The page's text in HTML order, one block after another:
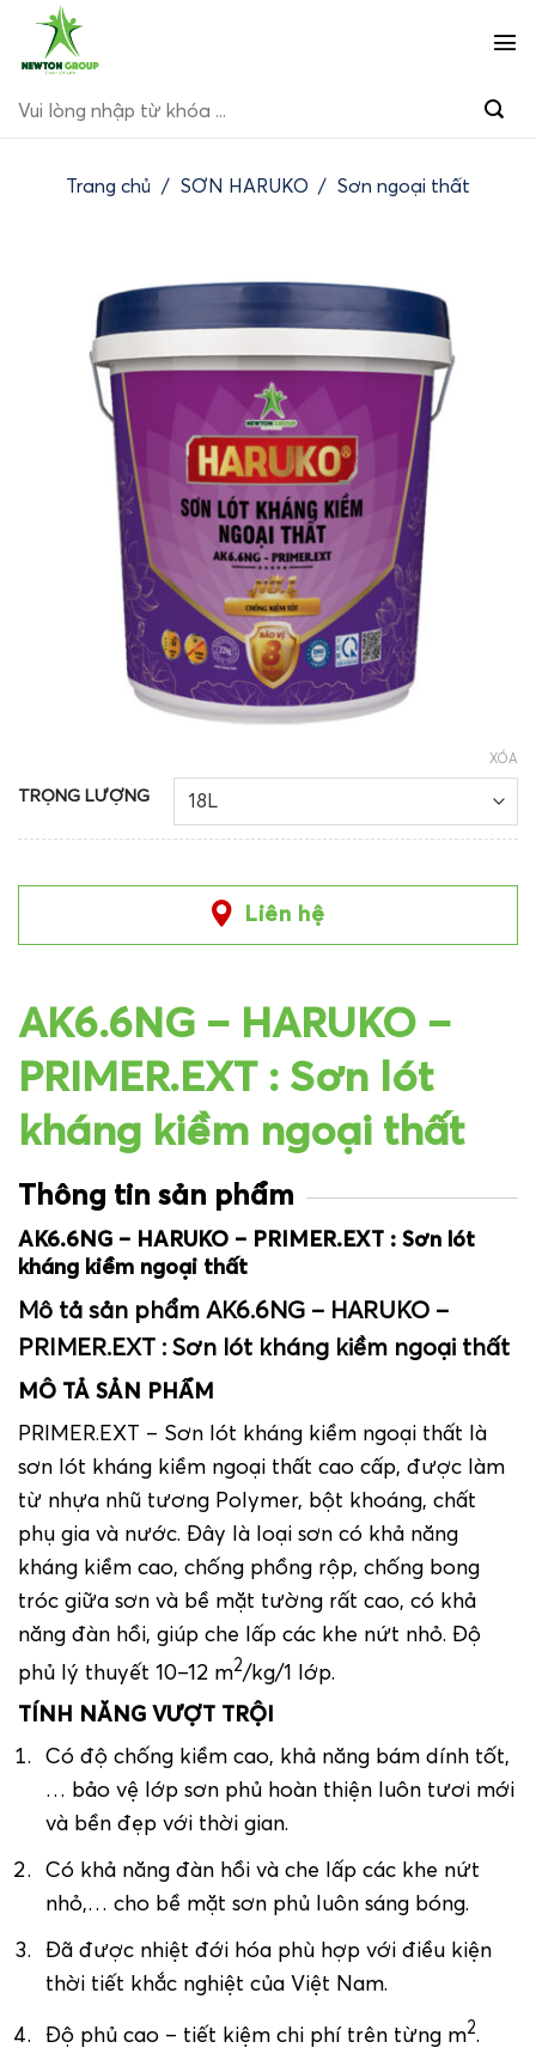
dung
Trang chủ / SƠN HARUKO / Sơn ngoại thất
TRỌNG LƯỢNG
XÓA
Liên hệ
AK6.6NG – HARUKO –
PRIMER.EXT : Sơn lót
kháng kiềm ngoại thất
Thông tin sản phẩm
AK6.6NG – HARUKO – PRIMER.EXT : Sơn lót
kháng kiềm ngoại thất
Mô tả sản phẩm AK6.6NG – HARUKO –
PRIMER.EXT : Sơn lót kháng kiềm ngoại thất
MÔ TẢ SẢN PHẨM
PRIMER.EXT – Sơn lót kháng kiềm ngoại thất là
sơn lót kháng kiềm ngoại thất cao cấp, được làm
từ nhựa nhũ tương Polymer, bột khoáng, chất
phụ gia và nước. Đây là loại sơn có khả năng
kháng kiềm cao, chống phồng rộp, chống bong
tróc giữa sơn và bề mặt tường rất cao, có khả
năng đàn hồi, giúp che lấp các khe nứt nhỏ. Độ
phủ lý thuyết 10–12 m2/kg/1 lớp.
TÍNH NĂNG VƯỢT TRỘI
Có độ chống kiềm cao, khả năng bám dính tốt,
… bảo vệ lớp sơn phủ hoàn thiện luôn tươi mới
và bền đẹp với thời gian.
Có khả năng đàn hồi và che lấp các khe nứt
nhỏ,… cho bề mặt sơn phủ luôn sáng bóng.
Đã được nhiệt đới hóa phù hợp với điều kiện
thời tiết khắc nghiệt của Việt Nam.
Độ phủ cao – tiết kiệm chi phí trên từng m2.